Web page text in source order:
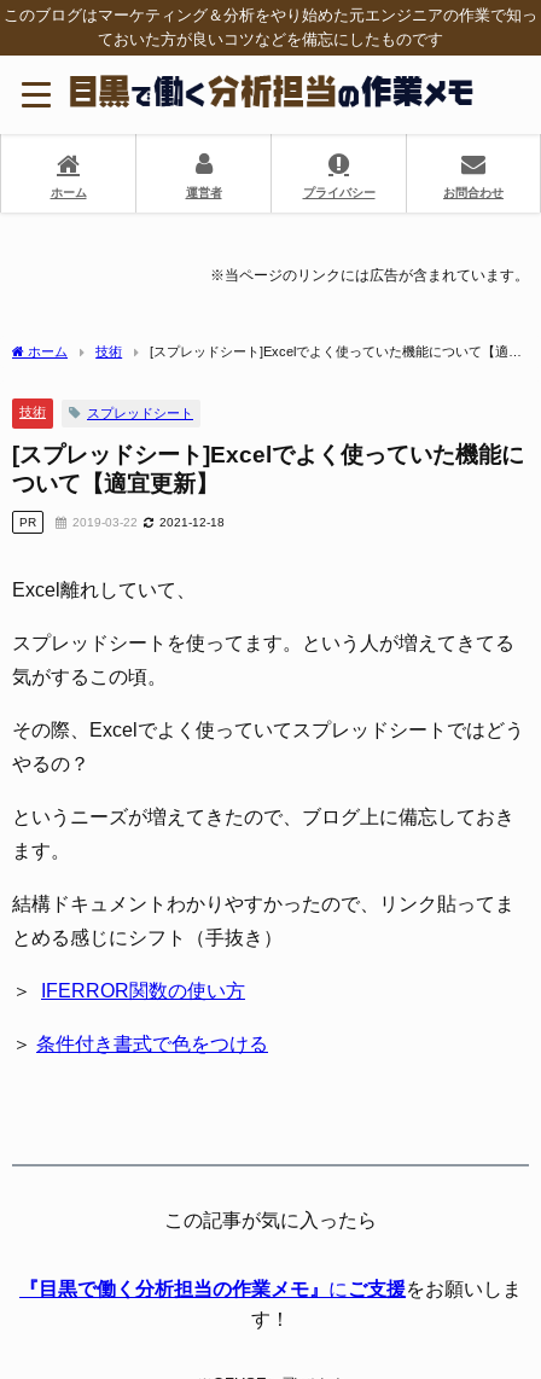
このブログはマーケティング＆分析をやり始めた元エンジニアの作業で知っ
ておいた方が良いコツなどを備忘にしたものです
ホーム 運営者 プライバシー お問合わせ
※当ページのリンクには広告が含まれています。
ホーム 技術
[スプレッドシート]Excelでよく使っていた機能について【適宜
技術 スプレッドシート
[スプレッドシート]Excelでよく使っていた機能に
ついて【適宜更新】
PR 2019-03-22 2021-12-18
Excel離れしていて、
スプレッドシートを使ってます。という人が増えてきてる
気がするこの頃。
その際、Excelでよく使っていてスプレッドシートではどう
やるの？
というニーズが増えてきたので、ブログ上に備忘しておき
ます。
結構ドキュメントわかりやすかったので、リンク貼ってま
とめる感じにシフト（手抜き）
＞ IFERROR関数の使い方
＞ 条件付き書式で色をつける
この記事が気に入ったら
『目黒で働く分析担当の作業メモ』 に ご支援をお願いしま
す！